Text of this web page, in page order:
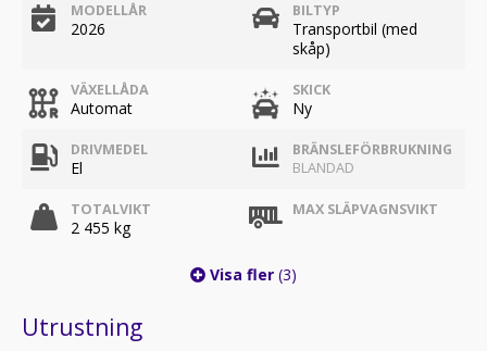
MODELLÅR
2026
BILTYP
Transportbil (med
skåp)
VÄXELLÅDA
Automat
SKICK
Ny
DRIVMEDEL
El
BRÄNSLEFÖRBRUKNING
BLANDAD
TOTALVIKT
2 455 kg
MAX SLÄPVAGNSVIKT
Visa fler (3)
Utrustning